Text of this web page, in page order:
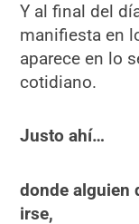
Y al final del
manifiesta en
aparece en lo
cotidiano.
Justo ahí…
donde alguien
irse,